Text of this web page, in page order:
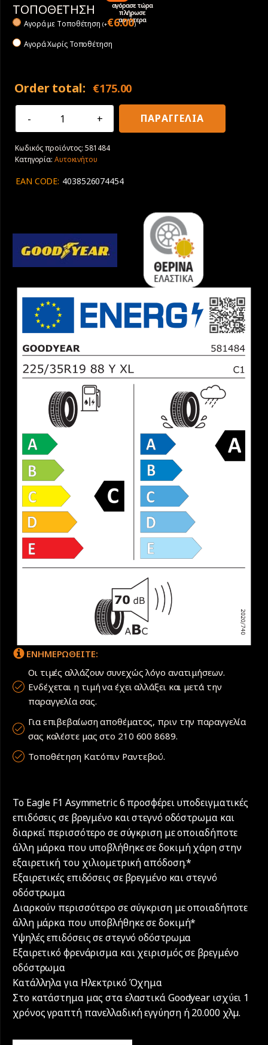
αγόρασε τώρα
πλήρωσε
αργότερα
ΤΟΠΟΘΕΤΗΣΗ
Αγορά με Tοποθέτηση (+€6.00)
Αγορά Χωρίς Τοποθέτηση
Order total: €175.00
225/35R19
Goodyear
Eagle
Asymmetric
ΠΑΡΑΓΓΕΛΙΑ
Κωδικός προϊόντος:581484
Κατηγορία: Αυτοκινήτου
EAN CODE: 4038526074454
ΕΝΗΜΕΡΩΘΕΙΤΕ:
Οι τιμές αλλάζουν συνεχώς λόγο ανατιμήσεων.
Ενδέχεται η τιμή να έχει αλλάξει και μετά την
παραγγελία σας.
Για επιβεβαίωση αποθέματος, πριν την παραγγελία
σας καλέστε μας στο 210 600 8689.
Τοποθέτηση Κατόπιν Ραντεβού.
Το Eagle F1 Asymmetric 6 προσφέρει υποδειγματικές
επιδόσεις σε βρεγμένο και στεγνό οδόστρωμα και
διαρκεί περισσότερο σε σύγκριση με οποιαδήποτε
άλλη μάρκα που υποβλήθηκε σε δοκιμή χάρη στην
εξαιρετική του χιλιομετρική απόδοση.*
Εξαιρετικές επιδόσεις σε βρεγμένο και στεγνό
οδόστρωμα
Διαρκούν περισσότερο σε σύγκριση με οποιαδήποτε
άλλη μάρκα που υποβλήθηκε σε δοκιμή*
Υψηλές επιδόσεις σε στεγνό οδόστρωμα
Εξαιρετικό φρενάρισμα και χειρισμός σε βρεγμένο
οδόστρωμα
Κατάλληλα για Ηλεκτρικό Όχημα
Στο κατάστημα μας στα ελαστικά Goodyear ισχύει 1
χρόνος γραπτή πανελλαδική εγγύηση ή 20.000 χλµ.